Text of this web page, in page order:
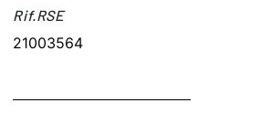
Rif.RSE​
21003564